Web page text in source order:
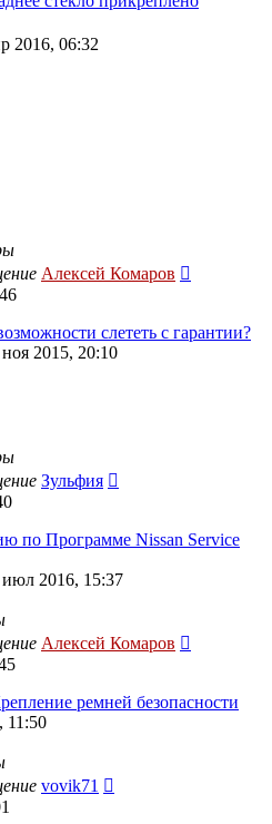
2016, 06:32
Алексей Комаров
слететь с гарантии?
2015, 20:10
Зульфия
по Программе Nissan Service
2016, 15:37
Алексей Комаров
ремней безопасности
11:50
vovik71